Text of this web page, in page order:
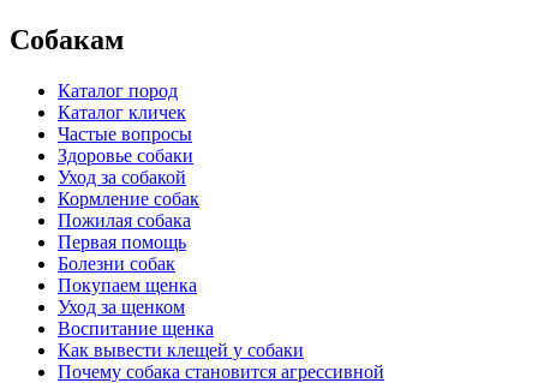
Собакам
Каталог пород
Каталог кличек
Частые вопросы
Здоровье собаки
Уход за собакой
Кормление собак
Пожилая собака
Первая помощь
Болезни собак
Покупаем щенка
Уход за щенком
Воспитание щенка
Как вывести клещей у собаки
Почему собака становится агрессивной